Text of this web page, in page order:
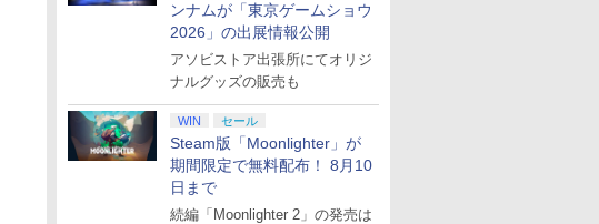
ンナムが「東京ゲームショウ
2026」の出展情報公開
アソビストア出張所にてオリジ
ナルグッズの販売も
WIN セール
Steam版「Moonlighter」が
期間限定で無料配布！ 8月10
日まで
続編「Moonlighter 2」の発売は